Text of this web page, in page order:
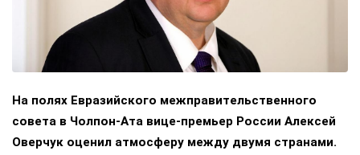
На полях Евразийского межправительственного
совета в Чолпон-Ата вице-премьер России Алексей
Оверчук оценил атмосферу между двумя странами.